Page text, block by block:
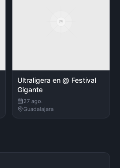
Ultraligera en @ Festival
Gigante
27 ago.
Guadalajara